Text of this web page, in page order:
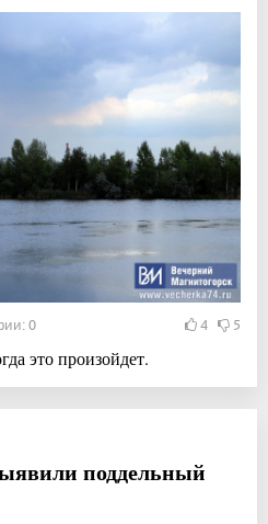
0 4 5
это произойдет.
поддельный